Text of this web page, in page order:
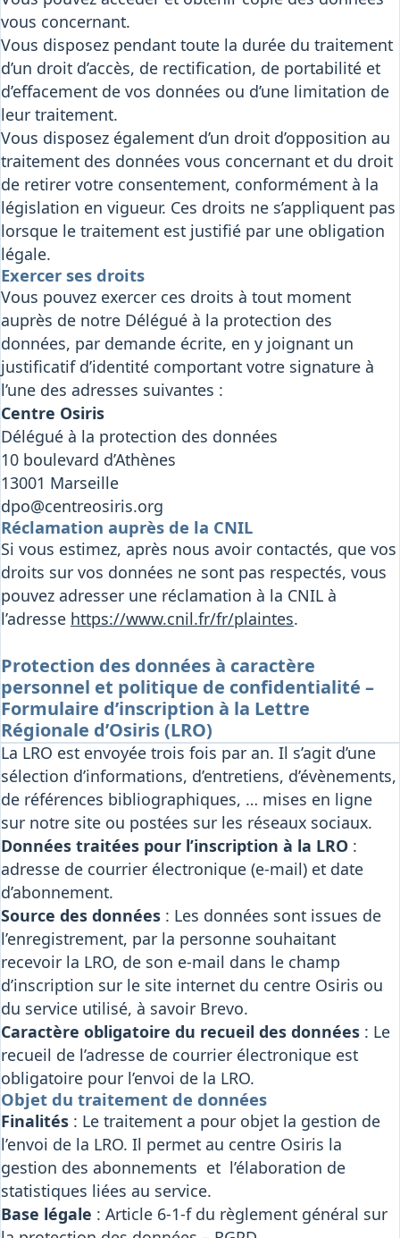
vous concernant.
Vous disposez pendant toute la durée du traitement
d’un droit d’accès, de rectification, de portabilité et
d’effacement de vos données ou d’une limitation de
leur traitement.
Vous disposez également d’un droit d’opposition au
traitement des données vous concernant et du droit
de retirer votre consentement, conformément à la
législation en vigueur. Ces droits ne s’appliquent pas
lorsque le traitement est justifié par une obligation
légale.
Exercer ses droits
Vous pouvez exercer ces droits à tout moment
auprès de notre Délégué à la protection des
données, par demande écrite, en y joignant un
justificatif d’identité comportant votre signature à
l’une des adresses suivantes :
Centre Osiris
Délégué à la protection des données
10 boulevard d’Athènes
13001 Marseille
dpo@centreosiris.org
Réclamation auprès de la CNIL
Si vous estimez, après nous avoir contactés, que vos
droits sur vos données ne sont pas respectés, vous
pouvez adresser une réclamation à la CNIL à
l’adresse https://www.cnil.fr/fr/plaintes.
Protection des données à caractère
personnel et politique de confidentialité –
Formulaire d’inscription à la Lettre
Régionale d’Osiris (LRO)
La LRO est envoyée trois fois par an. Il s’agit d’une
sélection d’informations, d’entretiens, d’évènements,
de références bibliographiques, … mises en ligne
sur notre site ou postées sur les réseaux sociaux.
Données traitées pour l’inscription à la LRO :
adresse de courrier électronique (e-mail) et date
d’abonnement.
Source des données : Les données sont issues de
l’enregistrement, par la personne souhaitant
recevoir la LRO, de son e-mail dans le champ
d’inscription sur le site internet du centre Osiris ou
du service utilisé, à savoir Brevo.
Caractère obligatoire du recueil des données : Le
recueil de l’adresse de courrier électronique est
obligatoire pour l’envoi de la LRO.
Objet du traitement de données
Finalités : Le traitement a pour objet la gestion de
l’envoi de la LRO. Il permet au centre Osiris la
gestion des abonnements et l’élaboration de
statistiques liées au service.
Base légale : Article 6-1-f du règlement général sur